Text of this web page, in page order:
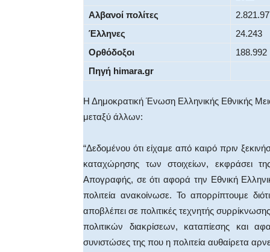
Αλβανοί πολίτες
Έλληνες
24.243
Ορθόδοξοι
188.992
Πηγή himara.gr
Η Δημοκρατική Ένωση Ελληνικής Εθνικής
μεταξύ άλλων:
“Δεδομένου ότι είχαμε από καιρό πριν
καταχώρησης των στοιχείων, εκφράσει
Απογραφής, σε ότι αφορά την Εθνική
πολιτεία ανακοίνωσε. Το απορρίπτουμε
αποβλέπει σε πολιτικές τεχνητής
πολιτικών διακρίσεων, καταπίεσης και
συνιστώσες της που η πολιτεία αυθαίρετα